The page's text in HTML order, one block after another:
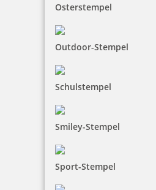
Osterstempel
Outdoor-Stempel
Schulstempel
Smiley-Stempel
Sport-Stempel
Colop DIY Marky